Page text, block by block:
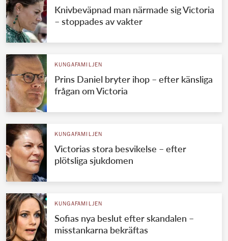
Knivbeväpnad man närmade sig Victoria
– stoppades av vakter
KUNGAFAMILJEN
Prins Daniel bryter ihop – efter känsliga
frågan om Victoria
KUNGAFAMILJEN
Victorias stora besvikelse – efter
plötsliga sjukdomen
KUNGAFAMILJEN
Sofias nya beslut efter skandalen –
misstankarna bekräftas